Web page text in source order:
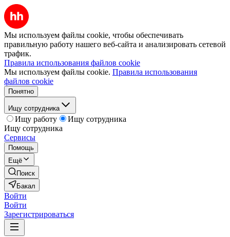
Мы используем файлы cookie, чтобы обеспечивать
правильную работу нашего веб-сайта и анализировать сетевой
трафик.
Правила использования файлов cookie
Мы используем файлы cookie. Правила использования
файлов cookie
Понятно
Ищу сотрудника
Ищу работу
Ищу сотрудника
Ищу сотрудника
Сервисы
Помощь
Ещё
Поиск
Бакал
Войти
Войти
Зарегистрироваться